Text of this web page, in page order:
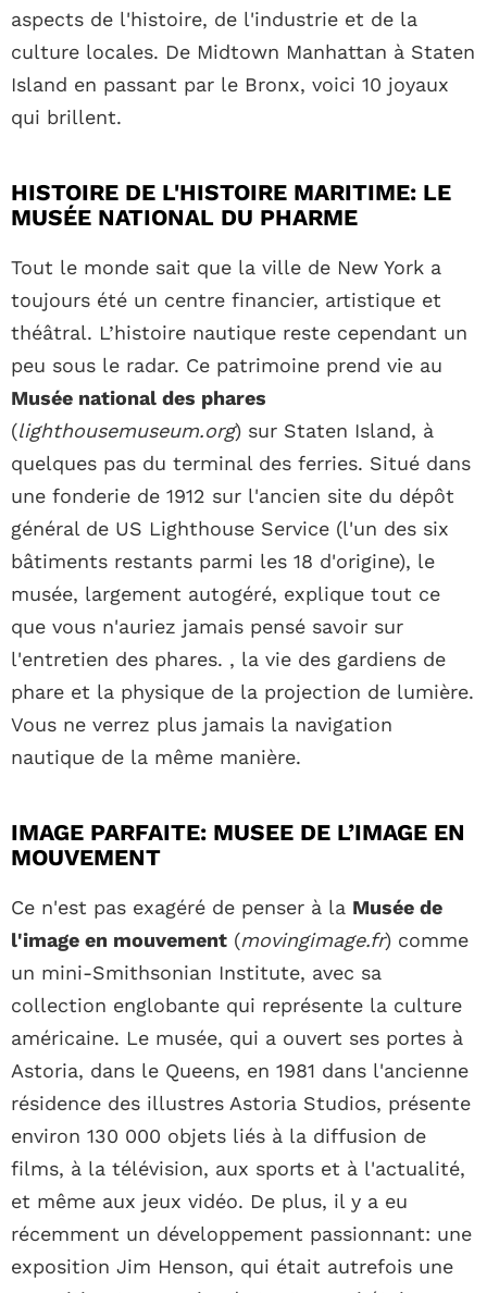
aspects de l'histoire, de l'industrie et de la
culture locales. De Midtown Manhattan à Staten
Island en passant par le Bronx, voici 10 joyaux
qui brillent.
HISTOIRE DE L'HISTOIRE MARITIME: LE
MUSÉE NATIONAL DU PHARME
Tout le monde sait que la ville de New York a
toujours été un centre financier, artistique et
théâtral. L’histoire nautique reste cependant un
peu sous le radar. Ce patrimoine prend vie au
Musée national des phares
(lighthousemuseum.org) sur Staten Island, à
quelques pas du terminal des ferries. Situé dans
une fonderie de 1912 sur l'ancien site du dépôt
général de US Lighthouse Service (l'un des six
bâtiments restants parmi les 18 d'origine), le
musée, largement autogéré, explique tout ce
que vous n'auriez jamais pensé savoir sur
l'entretien des phares. , la vie des gardiens de
phare et la physique de la projection de lumière.
Vous ne verrez plus jamais la navigation
nautique de la même manière.
IMAGE PARFAITE: MUSEE DE L’IMAGE EN
MOUVEMENT
Ce n'est pas exagéré de penser à la Musée de
l'image en mouvement (movingimage.fr) comme
un mini-Smithsonian Institute, avec sa
collection englobante qui représente la culture
américaine. Le musée, qui a ouvert ses portes à
Astoria, dans le Queens, en 1981 dans l'ancienne
résidence des illustres Astoria Studios, présente
environ 130 000 objets liés à la diffusion de
films, à la télévision, aux sports et à l'actualité,
et même aux jeux vidéo. De plus, il y a eu
récemment un développement passionnant: une
exposition Jim Henson, qui était autrefois une